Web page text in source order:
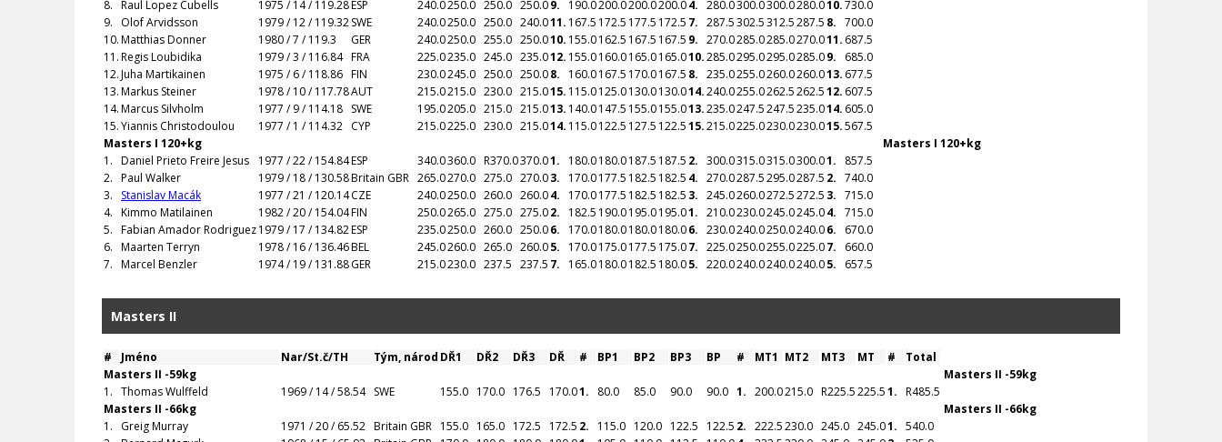
8. Raul Lopez Cubells 1975 / 14 / 119.28ESP 240.0250.0 250.0 250.09. 190.0200.0200.0200.04. 280.0300.0300.0280.010.730.0
9.
Olof Arvidsson 1979 / 12 / 119.32SWE 240.0250.0 250.0 240.011. 167.5 172.5 177.5 172.5 7. 287.5302.5312.5287.5 8. 700.0
10.Matthias Donner 1980 / 7 / 119.3 GER 240.0250.0 255.0 250.010. 155.0162.5 167.5 167.5 9. 270.0285.0285.0270.011. 687.5
11.Regis Loubidika 1979 / 3 / 116.84 FRA 225.0235.0 245.0 235.012. 155.0160.0165.0165.010.285.0295.0295.0285.09.
685.0
12.Juha Martikainen 1975 / 6 / 118.86 FIN 230.0245.0 250.0 250.08. 160.0167.5 170.0167.5 8. 235.0255.0260.0260.013. 677.5
13.Markus Steiner 1978 / 10 / 117.78AUT 215.0215.0 230.0 215.015. 115.0125.0130.0130.014.240.0255.0262.5262.512. 607.5
14.Marcus Silvholm 1977 / 9 / 114.18 SWE 195.0205.0 215.0 215.013. 140.0147.5 155.0155.013.235.0247.5247.5235.014. 605.0
15.Yiannis Christodoulou 1977 / 1 / 114.32 CYP 215.0225.0 230.0 215.014. 115.0122.5 127.5 122.515.215.0225.0230.0230.015.567.5
Masters I 120+kg
Masters I 120+kg
1. Daniel Prieto Freire Jesus 1977 / 22 / 154.84ESP 340.0360.0 R370.0370.01. 180.0180.0187.5 187.5 2. 300.0315.0315.0300.01.
857.5
2. Paul Walker 1979 / 18 / 130.58Britain GBR 265.0270.0 275.0 270.03. 170.0177.5 182.5 182.5 4. 270.0287.5295.0287.5 2. 740.0
3.
Stanislav Macák 1977 / 21 / 120.14CZE 240.0250.0 260.0 260.04. 170.0177.5 182.5 182.5 3. 245.0260.0272.5272.5 3. 715.0
4. Kimmo Matilainen 1982 / 20 / 154.04FIN 250.0265.0 275.0 275.02. 182.5 190.0195.0195.01. 210.0230.0245.0245.04. 715.0
5. Fabian Amador Rodriguez1979 / 17 / 134.82ESP 235.0250.0 260.0 250.06. 170.0180.0180.0180.06. 230.0240.0250.0240.06.
670.0
6. Maarten Terryn 1978 / 16 / 136.46BEL 245.0260.0 265.0 260.05. 170.0175.0177.5 175.07. 225.0250.0255.0225.07.
660.0
7. Marcel Benzler 1974 / 19 / 131.88GER 215.0230.0 237.5 237.5 7. 165.0180.0182.5 180.05. 220.0240.0240.0240.05. 657.5
Masters II
# Jméno Nar/St.č/TH Tým, národ DŘ1 DŘ2 DŘ3 DŘ # BP1 BP2 BP3 BP # MT1 MT2 MT3 MT #
Total
Masters II -59kg
Masters II -59kg
1. Thomas Wulffeld 1969 / 14 / 58.54 SWE 155.0 170.0 176.5 170.01. 80.0 85.0 90.0 90.0 1. 200.0215.0 R225.5225.51. R485.5
Masters II -66kg
Masters II -66kg
1.
Greig Murray 1971 / 20 / 65.52 Britain GBR 155.0 165.0 172.5 172.5 2. 115.0 120.0 122.5 122.5 2. 222.5230.0 245.0 245.01. 540.0